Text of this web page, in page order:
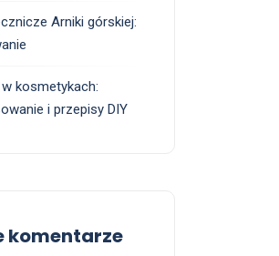
Arniki górskiej:
kosmetykach:
i przepisy DIY
komentarze